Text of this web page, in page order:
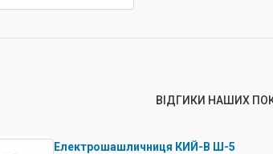
ВІДГИКИ НАШИХ
Електрошашличниця КИЙ-В Ш-5